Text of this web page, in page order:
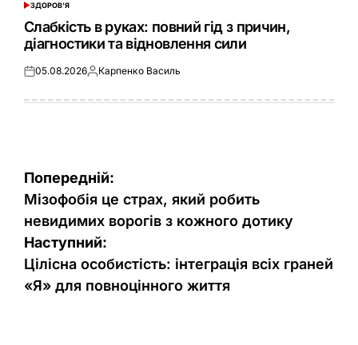
ОПУБЛІКУВАТИ
У
ЗДОРОВ'Я
Слабкість в руках: повний гід з причин,
діагностики та відновлення сили
Оприлюднено
05.08.2026Опубліковано
Карпенко Василь
Навігація
записів
Попередній:
Мізофобія це страх, який робить
невидимих ворогів з кожного дотику
Наступний:
Цілісна особистість: інтеграція всіх граней
«Я» для повноцінного життя